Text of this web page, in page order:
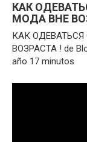
КАК
МОДА ВНЕ
КАК
ВОЗРАСТА ! de
año 17 minutos